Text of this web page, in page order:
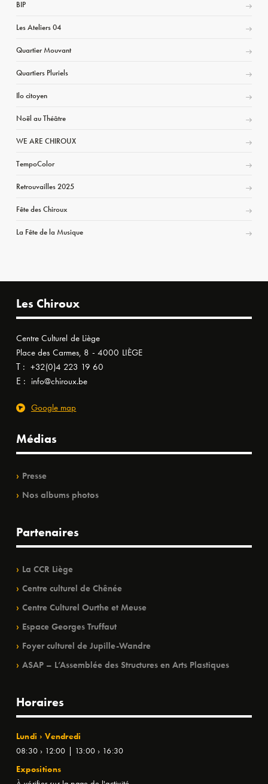
BIP
Les Ateliers 04
Quartier Mouvant
Quartiers Pluriels
Ilo citoyen
Noël au Théâtre
WE ARE CHIROUX
TempoColor
Retrouvailles 2025
Fête des Chiroux
La Fête de la Musique
Les Chiroux
Centre Culturel de Liège
Place des Carmes, 8 - 4000 LIÈGE
T : +32(0)4 223 19 60
E : info@chiroux.be
Google map
Médias
Presse
Nos albums photos
Partenaires
La CCR Liège
Centre culturel de Chênée
Centre Culturel Ourthe et Meuse
Espace Georges Truffaut
Foyer culturel de Jupille-Wandre
ASAP – L’Assemblée des Structures en Arts Plastiques
Horaires
Lundi › Vendredi
08:30 › 12:00 | 13:00 › 16:30
Expositions